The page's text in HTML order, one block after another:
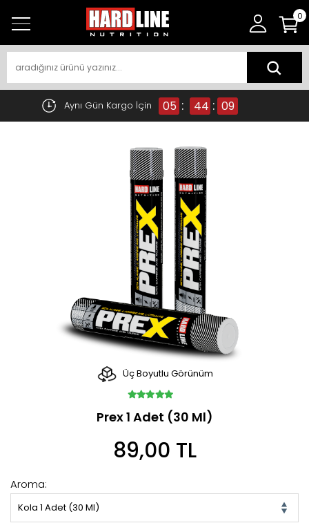
0
Aynı Gün Kargo İçin 05 : 44 : 09
Üç Boyutlu Görünüm
Prex 1 Adet (30 Ml)
89,00 TL
Aroma:
Kola 1 Adet (30 Ml)